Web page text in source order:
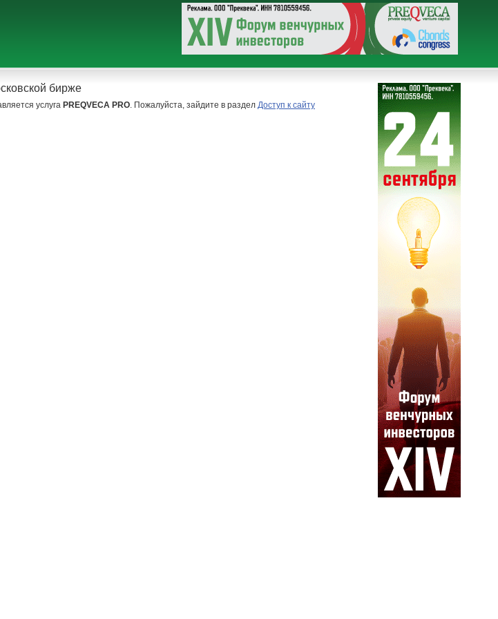
бирже
услуга PREQVECA PRO. Пожалуйста, зайдите в раздел Доступ к сайту